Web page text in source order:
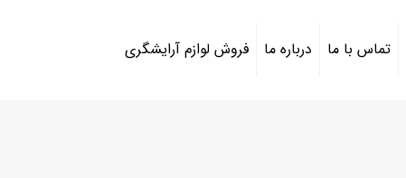
تماس با ما درباره ما فروش لوازم آرایشگری